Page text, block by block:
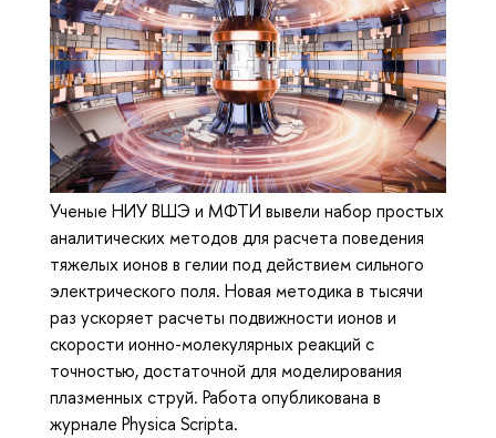
Ученые НИУ ВШЭ и МФТИ вывели набор простых
аналитических методов для расчета поведения
тяжелых ионов в гелии под действием сильного
электрического поля. Новая методика в тысячи
раз ускоряет расчеты подвижности ионов и
скорости ионно-молекулярных реакций с
точностью, достаточной для моделирования
плазменных струй. Работа опубликована в
журнале Physica Scripta.